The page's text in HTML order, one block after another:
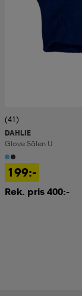
(41)
DAHLIE
Glove Sälen U
199:-
Rek. pris 400:-